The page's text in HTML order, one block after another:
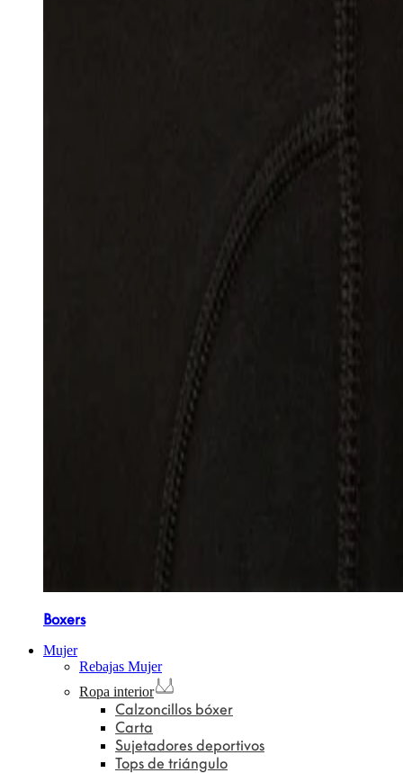
Boxers
Mujer
Rebajas Mujer
Ropa interior
Calzoncillos bóxer
Carta
Sujetadores deportivos
Tops de triángulo